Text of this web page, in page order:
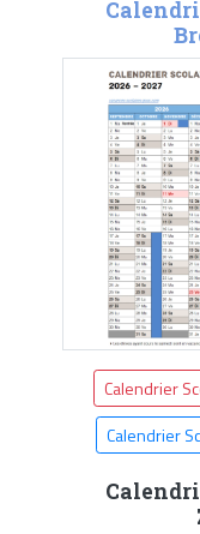
Calendrier
Calendrier